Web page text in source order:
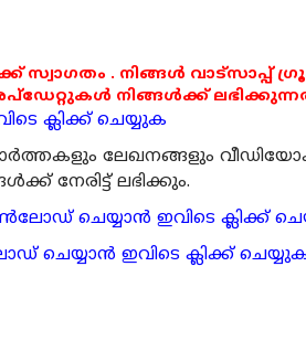
സ്വാഗതം . നിങ്ങൾ വാട്സാപ്പ്
നിങ്ങൾക്ക്
ക്ലിക്ക് ചെയ്യുക
ലേഖനങ്ങളും
നേരിട്ട് ലഭിക്കും.
ചെയ്യാന്‍ ഇവിടെ ക്ലിക്ക്
ഇവിടെ ക്ലിക്ക്